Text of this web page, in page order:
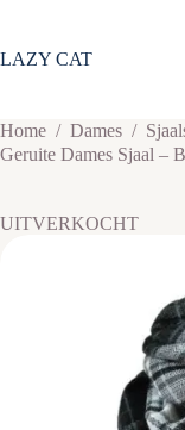
de
LAZY CAT
Home / Dames /
Geruite Dames Sjaal –
UITVERKOCHT